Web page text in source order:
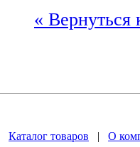
« Вернуться
Каталог товаров | О